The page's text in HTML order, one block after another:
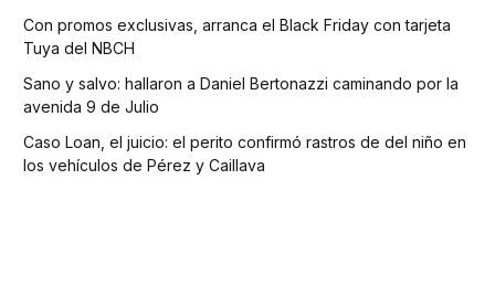
Con promos exclusivas, arranca el Black Friday con tarjeta
Tuya del NBCH
Sano y salvo: hallaron a Daniel Bertonazzi caminando por la
avenida 9 de Julio
Caso Loan, el juicio: el perito confirmó rastros de del niño en
los vehículos de Pérez y Caillava